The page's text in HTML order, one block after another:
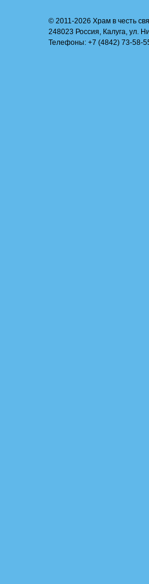
© 2011-2026 Храм в честь
248023 Россия, Калуга, ул.
Телефоны: +7 (4842) 73-58-